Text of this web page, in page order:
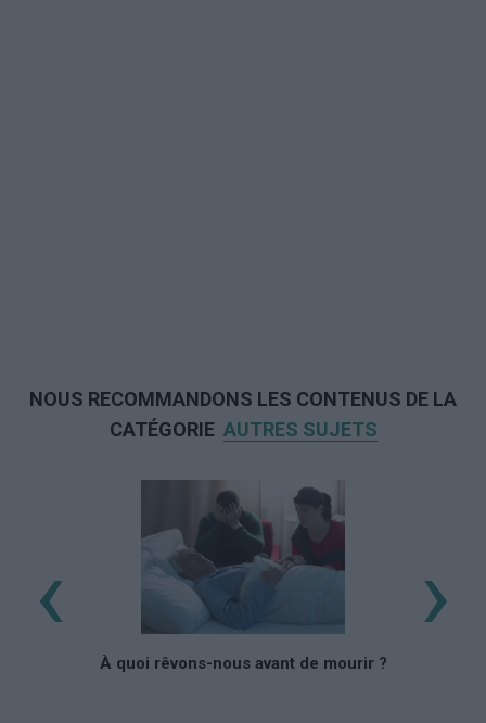
NOUS RECOMMANDONS LES CONTENUS DE LA
CATÉGORIE AUTRES SUJETS
À quoi rêvons-nous avant de mourir ?
‹ ›